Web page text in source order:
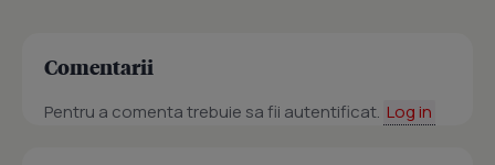
Comentarii
Pentru a comenta trebuie sa fii autentificat. Log in